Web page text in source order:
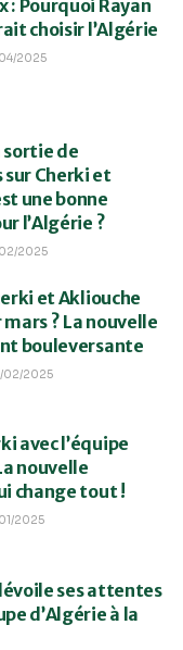
: Pourquoi Rayan
choisir l’Algérie
2025
sortie de
sur Cherki et
une bonne
l’Algérie ?
2025
et Akliouche
? La nouvelle
bouleversante
02/2025
avec l’équipe
nouvelle
change tout !
2025
ses attentes
d’Algérie à la